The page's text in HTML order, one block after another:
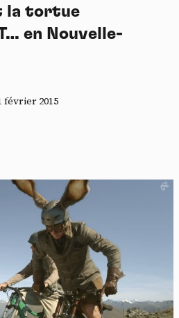
la tortue
en Nouvelle-
février 2015